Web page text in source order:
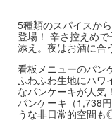
5種類のスパイスか
登場！ 辛さ控えめ
添え。夜はお酒に合
看板メニューのパン
ふわふわ生地にハワ
なパンケーキが人気
パンケーキ（1,738
うな非日常的空間も◎